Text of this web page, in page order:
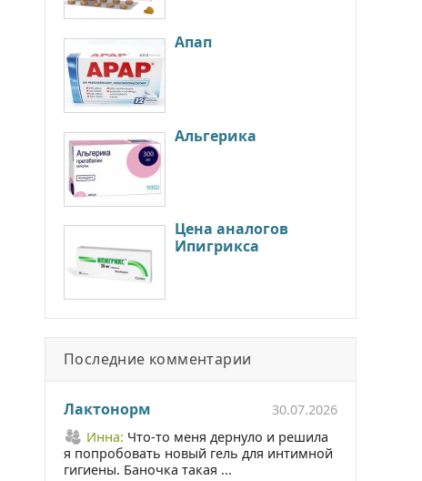
Апап
Альгерика
Цена аналогов
Ипигрикса
Последние комментарии
Лактонорм
30.07.2026
Инна: Что-то меня дернуло и решила
я попробовать новый гель для интимной
гигиены. Баночка такая ...